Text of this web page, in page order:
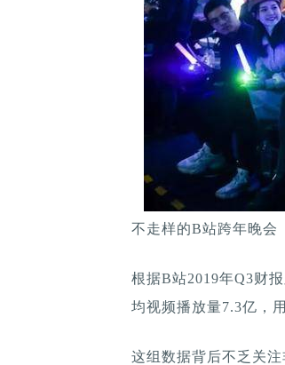
不走样的B站跨年晚会
根据B站2019年Q3财
均视频播放量7.3亿，
这组数据背后不乏关